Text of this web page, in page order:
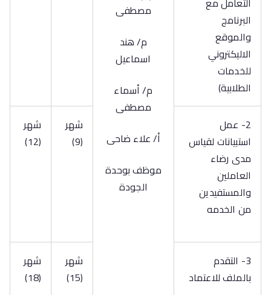
البرنامج
والموقع
الاليكتروني
للخدمات
الطلابية)
مصطفى
م/ هند
اسماعيل
م/ أسماء
مصطفى
أ/ علاء ضاحى
موظف بوحدة
الجودة
2- عمل
استبيانات لقياس
مدى رضاء
العاملين
والمستفيدين
من الخدمه
شهر
(9)
شهر
(12)
3- التقدم
بالملف للاعتماد
شهر
(15)
شهر
(18)